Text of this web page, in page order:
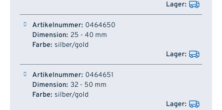
0464650
25 - 40 mm
silber/gold
0464651
32 - 50 mm
silber/gold